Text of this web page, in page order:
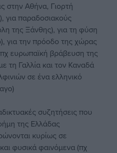
στην Αθήνα, Γιορτή
παραδοσιακούς
της Ξάνθης), για τη φύση
για την πρόοδο της χώρας
ευρωπαϊκή βράβευση της
τη Γαλλία και τον Καναδά
σε ένα ελληνικό
συζητήσεις που
της Ελλάδας
κυρίως σε
φυσικά φαινόμενα (πχ